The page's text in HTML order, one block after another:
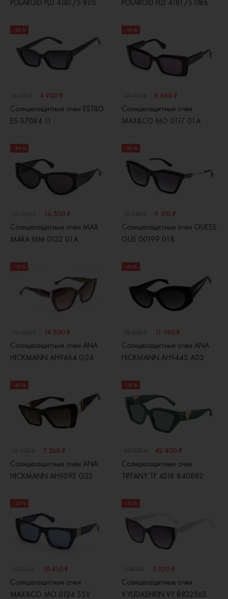
POLAROID PLD 4181/S 80S POLAROID PLD 4181/S 086
- 20 %
4 900 ₽
Солнцезащитные очки ESTILO
ES-S7084 11
- 40 %
8 460 ₽
Солнцезащитные очки
MAX&CO MO 0117 01A
- 40 %
16 500 ₽
Солнцезащитные очки MAX
MARA MM 0132 01A
- 50 %
9 170 ₽
Солнцезащитные очки GUESS
GUS 00199 01B
- 15 %
14 500 ₽
Солнцезащитные очки ANA
HICKMANN AH9464 G24
- 40 %
11 160 ₽
Солнцезащитные очки ANA
HICKMANN AH9445 A03
- 40 %
7 260 ₽
Солнцезащитные очки ANA
HICKMANN AH9395 G22
- 30 %
42 400 ₽
Солнцезащитные очки
TIFFANY TF 4218 840882
- 20 %
10 410 ₽
Солнцезащитные очки
MAX&CO MO 0124 55V
- 20 %
5 920 ₽
Солнцезащитные очки
V.YUDASHKIN VY 882236S